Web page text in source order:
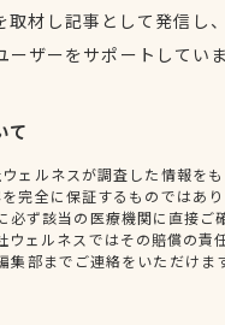
取材し記事として発信し
ーザーをサポートしてい
て
ェルネスが調査した情報を
完全に保証するものではあ
必ず該当の医療機関に直接ご
ェルネスではその賠償の責
部までご連絡をいただけま